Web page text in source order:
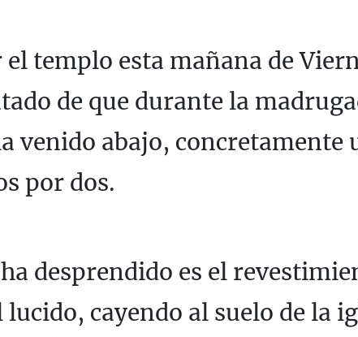
templo esta mañana de
de que durante la
venido abajo, concretamente
por dos.
desprendido es el
lucido, cayendo al suelo de la